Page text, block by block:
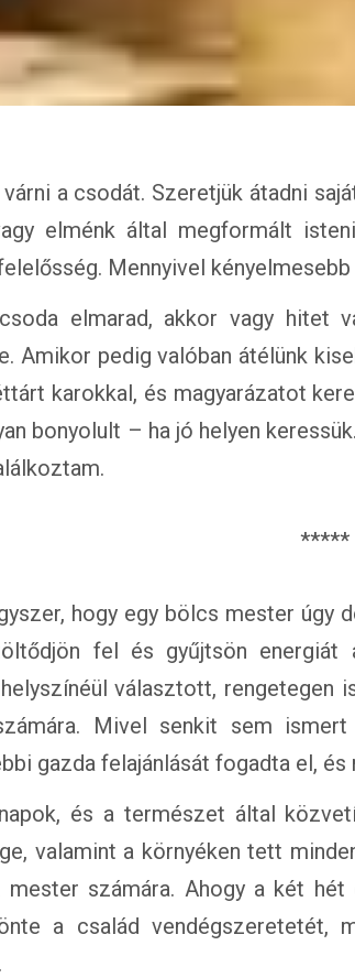
a csodát. Szeretjük átadni
elménk által megformált
Mennyivel
elmarad, akkor vagy hitet
Amikor pedig valóban átélünk
karokkal, és magyarázatot
bonyolult – ha jó helyen
*****
hogy egy bölcs mester úgy
fel és gyűjtsön energiát
választott, rengetegen
Mivel senkit sem
gazda felajánlását fogadta el,
és a természet által
valamint a környéken tett
mester számára. Ahogy a két
a család